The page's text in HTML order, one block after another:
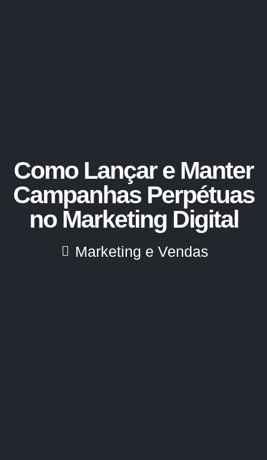
Como Lançar e Manter
Campanhas Perpétuas
no Marketing Digital
Marketing e Vendas